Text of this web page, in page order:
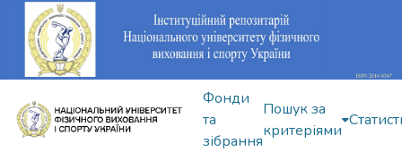
Фонди
та
зібрання
Пошук за
критеріями